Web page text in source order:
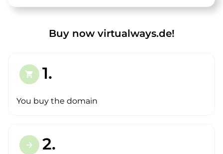
Buy now virtualways.de!
shopping_cart 1.
You buy the domain
arrow_forward 2.